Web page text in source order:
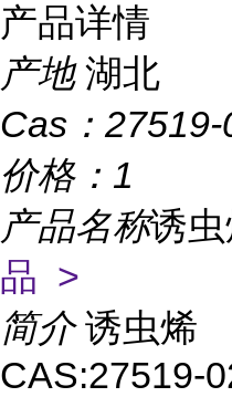
产品详情
产地 湖北
Cas： 27519-
价格： 1
产品名称诱
品 >
简介 诱虫烯
CAS:27519-